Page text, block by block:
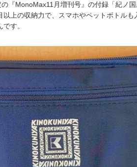
『MonoMax11月増刊号』の付録「紀ノ
上の収納力で、スマホやペットボトルも
す。